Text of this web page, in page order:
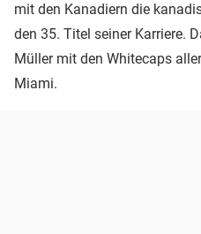
mit den Kanadiern die
den 35. Titel seiner Karriere.
Müller mit den Whitecaps
Miami.